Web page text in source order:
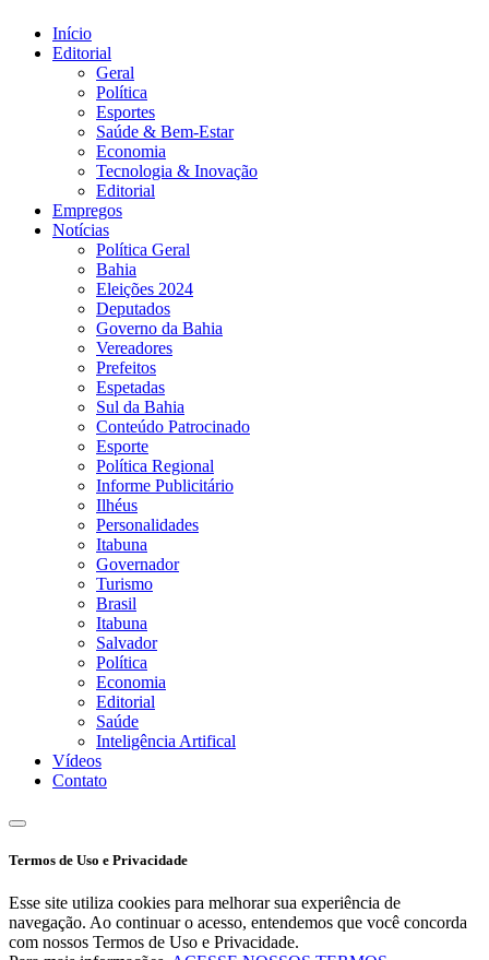
Início
Editorial
Geral
Política
Esportes
Saúde & Bem-Estar
Economia
Tecnologia & Inovação
Editorial
Empregos
Notícias
Política Geral
Bahia
Eleições 2024
Deputados
Governo da Bahia
Vereadores
Prefeitos
Espetadas
Sul da Bahia
Conteúdo Patrocinado
Esporte
Política Regional
Informe Publicitário
Ilhéus
Personalidades
Itabuna
Governador
Turismo
Brasil
Itabuna
Salvador
Política
Economia
Editorial
Saúde
Inteligência Artifical
Vídeos
Contato
Termos de Uso e Privacidade
Esse site utiliza cookies para melhorar sua experiência de
navegação. Ao continuar o acesso, entendemos que você concorda
com nossos Termos de Uso e Privacidade.